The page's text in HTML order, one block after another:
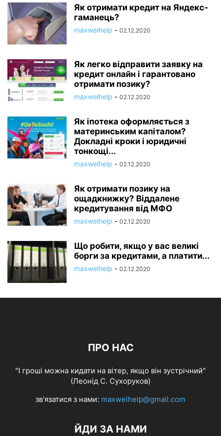
Як отримати кредит на Яндекс-
гаманець?
maxwelhelp - 02.12.2020
Як легко відправити заявку на
кредит онлайн і гарантовано
отримати позику?
maxwelhelp - 02.12.2020
Як іпотека оформляється з
материнським капіталом?
Докладні кроки і юридичні
тонкощі...
maxwelhelp - 02.12.2020
Як отримати позику на
ощадкнижку? Віддалене
кредитування від МФО
maxwelhelp - 02.12.2020
Що робити, якщо у вас великі
борги за кредитами, а платити...
maxwelhelp - 02.12.2020
ПРО НАС
"І гроші можна кидати на вітер, якщо він зустрічний"
(Леонід С. Сухоруков)
зв'язатися з нами: maxwelhelp@gmail.com
ЙДИ ЗА НАМИ